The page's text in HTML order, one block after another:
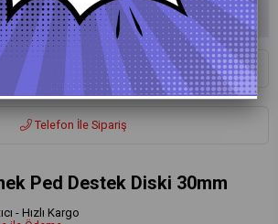
Whatsapp ile Sipariş
Telefon İle Sipariş
Ped Destek Diski 30mm
- Hızlı Kargo